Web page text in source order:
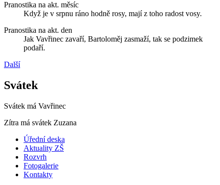
Pranostika na akt. měsíc
Když je v srpnu ráno hodně rosy, mají z toho radost vosy.
Pranostika na akt. den
Jak Vavřinec zavaří, Bartoloměj zasmaží, tak se podzimek
podaří.
Další
Svátek
Svátek má Vavřinec
Zítra má svátek Zuzana
Úřední deska
Aktuality ZŠ
Rozvrh
Fotogalerie
Kontakty